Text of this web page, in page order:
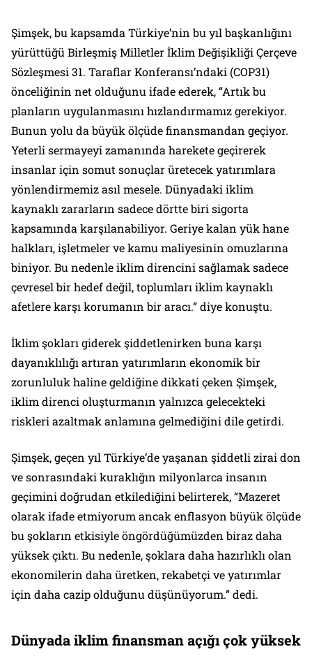
Şimşek, bu kapsamda Türkiye’nin bu yıl başkanlığını
yürüttüğü Birleşmiş Milletler İklim Değişikliği Çerçeve
Sözleşmesi 31. Taraflar Konferansı’ndaki (COP31)
önceliğinin net olduğunu ifade ederek, “Artık bu
planların uygulanmasını hızlandırmamız gerekiyor.
Bunun yolu da büyük ölçüde finansmandan geçiyor.
Yeterli sermayeyi zamanında harekete geçirerek
insanlar için somut sonuçlar üretecek yatırımlara
yönlendirmemiz asıl mesele. Dünyadaki iklim
kaynaklı zararların sadece dörtte biri sigorta
kapsamında karşılanabiliyor. Geriye kalan yük hane
halkları, işletmeler ve kamu maliyesinin omuzlarına
biniyor. Bu nedenle iklim direncini sağlamak sadece
çevresel bir hedef değil, toplumları iklim kaynaklı
afetlere karşı korumanın bir aracı.” diye konuştu.
İklim şokları giderek şiddetlenirken buna karşı
dayanıklılığı artıran yatırımların ekonomik bir
zorunluluk haline geldiğine dikkati çeken Şimşek,
iklim direnci oluşturmanın yalnızca gelecekteki
riskleri azaltmak anlamına gelmediğini dile getirdi.
Şimşek, geçen yıl Türkiye’de yaşanan şiddetli zirai don
ve sonrasındaki kuraklığın milyonlarca insanın
geçimini doğrudan etkilediğini belirterek, “Mazeret
olarak ifade etmiyorum ancak enflasyon büyük ölçüde
bu şokların etkisiyle öngördüğümüzden biraz daha
yüksek çıktı. Bu nedenle, şoklara daha hazırlıklı olan
ekonomilerin daha üretken, rekabetçi ve yatırımlar
için daha cazip olduğunu düşünüyorum.” dedi.
Dünyada iklim finansman açığı çok yüksek